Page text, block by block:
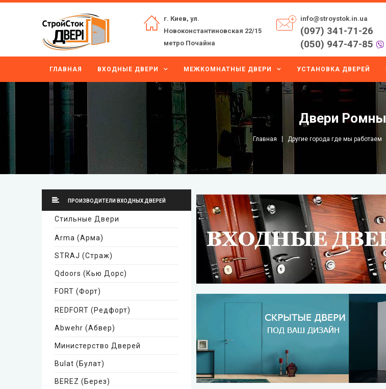
г. Киев, ул.
Новоконстантиновская 22/15
метро Почайна
info@stroystok.in.ua
(097) 341-71-26
(050) 947-47-85
ГЛАВНАЯ ВХОДНЫЕ ДВЕРИ МЕЖКОМНАТНЫЕ ДВЕРИ УСТАНОВКА ДВЕРЕЙ
Двери Ромны
Главная Другие города где мы работаем
ПРОИЗВОДИТЕЛИ ВХОДНЫХ ДВЕРЕЙ
Стильные Двери
Arma (Арма)
STRAJ (Страж)
Qdoors (Кью Дорс)
FORT (Форт)
REDFORT (Редфорт)
Abwehr (Абвер)
Министерство Дверей
Bulat (Булат)
BEREZ (Берез)